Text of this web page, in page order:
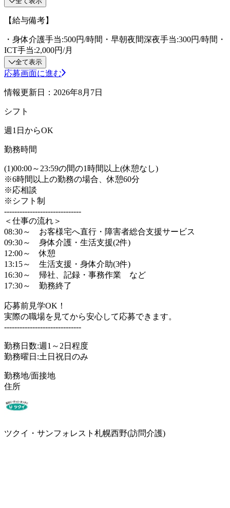
【給与備考】
・身体介護手当:500円/時間・早朝夜間深夜手当:300円/時間・
ICT手当:2,000円/月
全て表示
応募画面に進む
情報更新日：2026年8月7日
シフト
週1日からOK
勤務時間
(1)00:00～23:59の間の1時間以上(休憩なし)
※6時間以上の勤務の場合、休憩60分
※応相談
※シフト制
------------------------------
＜仕事の流れ＞
08:30～ お客様宅へ直行・障害者総合支援サービス
09:30～ 身体介護・生活支援(2件)
12:00～ 休憩
13:15～ 生活支援・身体介助(3件)
16:30～ 帰社、記録・事務作業 など
17:30～ 勤務終了
応募前見学OK！
実際の職場を見てから安心して応募できます。
------------------------------
勤務日数:週1～2日程度
勤務曜日:土日祝日のみ
勤務地/面接地
住所
ツクイ・サンフォレスト札幌西野(訪問介護)